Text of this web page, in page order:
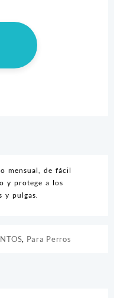
mensual, de fácil
y protege a los
y pulgas.
, Para Perros